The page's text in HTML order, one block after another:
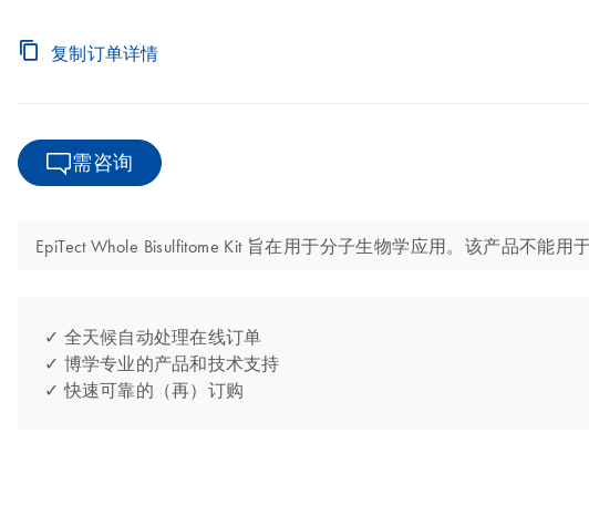
复制订单详情
需咨询
EpiTect Whole Bisulfitome Kit 旨在用于分子生物学应用。该产品不能用
✓ 全天候自动处理在线订单
✓ 博学专业的产品和技术支持
✓ 快速可靠的（再）订购